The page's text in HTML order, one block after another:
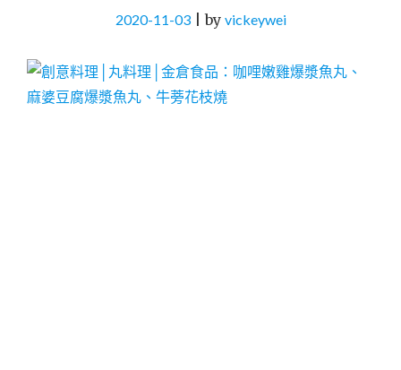
2020-11-03|by vickeywei